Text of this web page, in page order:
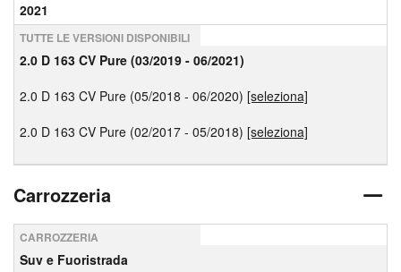
2021
TUTTE LE VERSIONI DISPONIBILI
2.0 D 163 CV Pure (03/2019 - 06/2021)
2.0 D 163 CV Pure (05/2018 - 06/2020) [seleziona]
2.0 D 163 CV Pure (02/2017 - 05/2018) [seleziona]
Carrozzeria
CARROZZERIA
Suv e Fuoristrada